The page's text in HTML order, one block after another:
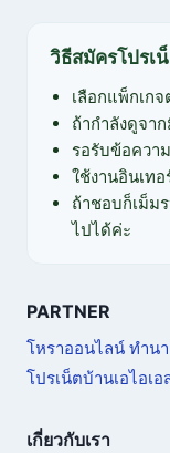
วิธีสมัครโปรเ
เลือกแพ็กเก
ถ้ากำลังดูจา
รอรับข้อควา
ใช้งานอินเท
ถ้าชอบก็เม็ม
ไปได้ค่ะ
PARTNER
โหราออนไลน์ ทำน
โปรเน็ตบ้านเอไอเอ
เกี่ยวกับเรา